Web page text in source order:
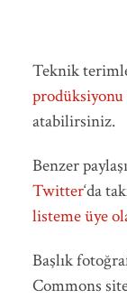
Teknik
prodüksiyonu
atabilirsiniz.
Benzer
Twitter‘da
listeme üye
Başlık
Commons